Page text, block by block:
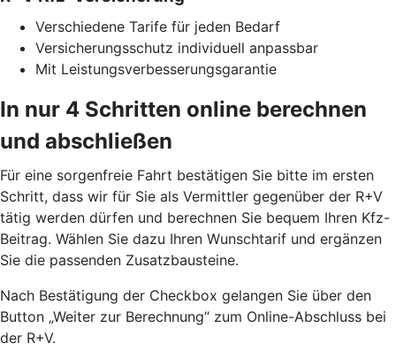
Verschiedene Tarife für jeden Bedarf
Versicherungsschutz individuell anpassbar
Mit Leistungsverbesserungsgarantie
In nur 4 Schritten online berechnen
und abschließen
Für eine sorgenfreie Fahrt bestätigen Sie bitte im ersten
Schritt, dass wir für Sie als Vermittler gegenüber der R+V
tätig werden dürfen und berechnen Sie bequem Ihren Kfz-
Beitrag. Wählen Sie dazu Ihren Wunschtarif und ergänzen
Sie die passenden Zusatzbausteine.
Nach Bestätigung der Checkbox gelangen Sie über den
Button „Weiter zur Berechnung“ zum Online-Abschluss bei
der R+V.